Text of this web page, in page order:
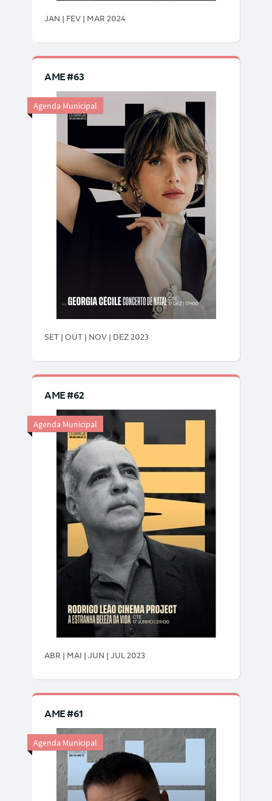
JAN | FEV | MAR 2024
AME #63
Agenda Municipal
SET | OUT | NOV | DEZ 2023
AME #62
Agenda Municipal
ABR | MAI | JUN | JUL 2023
AME #61
Agenda Municipal